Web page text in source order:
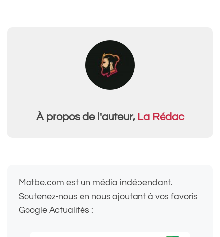
À propos de l'auteur, La Rédac
Matbe.com est un média indépendant.
Soutenez-nous en nous ajoutant à vos favoris
Google Actualités :